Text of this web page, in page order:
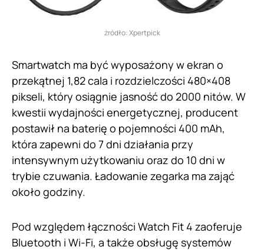
źródło: Xpertpick
Smartwatch ma być wyposażony w ekran o
przekątnej 1,82 cala i rozdzielczości 480×408
pikseli, który osiągnie jasność do 2000 nitów. W
kwestii wydajności energetycznej, producent
postawił na baterię o pojemności 400 mAh,
która zapewni do 7 dni działania przy
intensywnym użytkowaniu oraz do 10 dni w
trybie czuwania. Ładowanie zegarka ma zająć
około godziny.
Pod względem łączności Watch Fit 4 zaoferuje
Bluetooth i Wi-Fi, a także obsługę systemów